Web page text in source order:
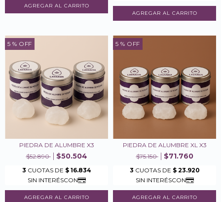
5 % OFF
PIEDRA DE ALUMBRE X3
$52.890
$50.504
AGREGAR AL CARRITO
5 % OFF
PIEDRA DE ALUMBRE XL X3
$75.150
$71.760
AGREGAR AL CARRITO